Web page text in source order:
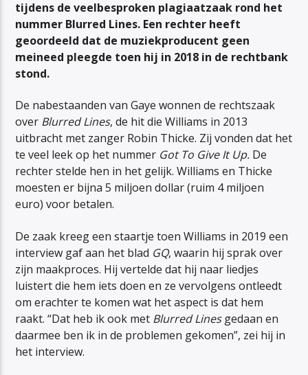
tijdens de veelbesproken plagiaatzaak rond het
nummer Blurred Lines. Een rechter heeft
geoordeeld dat de muziekproducent geen
meineed pleegde toen hij in 2018 in de rechtbank
stond.
De nabestaanden van Gaye wonnen de rechtszaak
over Blurred Lines, de hit die Williams in 2013
uitbracht met zanger Robin Thicke. Zij vonden dat het
te veel leek op het nummer Got To Give It Up. De
rechter stelde hen in het gelijk. Williams en Thicke
moesten er bijna 5 miljoen dollar (ruim 4 miljoen
euro) voor betalen.
De zaak kreeg een staartje toen Williams in 2019 een
interview gaf aan het blad GQ, waarin hij sprak over
zijn maakproces. Hij vertelde dat hij naar liedjes
luistert die hem iets doen en ze vervolgens ontleedt
om erachter te komen wat het aspect is dat hem
raakt. “Dat heb ik ook met Blurred Linesgedaan en
daarmee ben ik in de problemen gekomen”, zei hij in
het interview.